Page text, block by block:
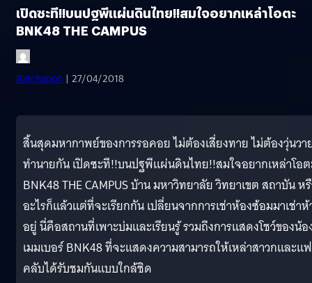
เปิดซะที!!บนปฐพีแผ่นดินไทย!!สมใจอยากเหล่าโอตะ
BNK48 THE CAMPUS
Ratchapon | 27/04/2018
สิ้นสุดมหากาพย์ของการรอคอย ไม่ต้องเสี่ยงทาย ไม่ต้องวุ่นวา
ทำนายกัน เปิดซะที!!บนปฐพีแผ่นดินไทย!!สมใจอยากเหล่าโอ
BNK48 THE CAMPUS บ้าน มหาวิทยาลัย วิทยาเขต สถาบัน ห
อะไรก็แล้วแต่ที่จะเรียกกัน เปลี่ยนจากการเช่าห้องซ้อมมาเช่าห้
อยู่ นี่คือสถานที่เพาะบ่มและเรียนรู้ รวมถึงการแสดงโชว์ของน้อ
เมมเบอร์ BNK48 ที่จะแสดงความสามารถให้เหล่าสาวกและแ
คลับได้รับชมกันแบบใกล้ชิด